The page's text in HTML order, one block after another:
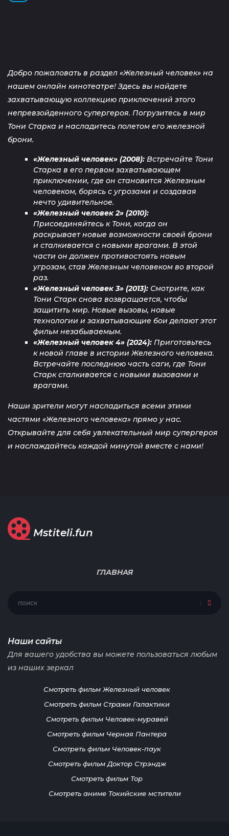
Добро пожаловать в раздел «Железный человек» на
нашем онлайн кинотеатре! Здесь вы найдете
захватывающую коллекцию приключений этого
непревзойденного супергероя. Погрузитесь в мир
Тони Старка и насладитесь полетом его железной
брони.
«Железный человек» (2008): Встречайте Тони
Старка в его первом захватывающем
приключении, где он становится Железным
человеком, борясь с угрозами и создавая
нечто удивительное.
«Железный человек 2» (2010):
Присоединяйтесь к Тони, когда он
раскрывает новые возможности своей брони
и сталкивается с новыми врагами. В этой
части он должен противостоять новым
угрозам, став Железным человеком во второй
раз.
«Железный человек 3» (2013): Смотрите, как
Тони Старк снова возвращается, чтобы
защитить мир. Новые вызовы, новые
технологии и захватывающие бои делают этот
фильм незабываемым.
«Железный человек 4» (2024): Приготовьтесь
к новой главе в истории Железного человека.
Встречайте последнюю часть саги, где Тони
Старк сталкивается с новыми вызовами и
врагами.
Наши зрители могут насладиться всеми этими
частями «Железного человека» прямо у нас.
Открывайте для себя увлекательный мир супергероя
и наслаждайтесь каждой минутой вместе с нами!
Mstiteli.fun
ГЛАВНАЯ
Наши сайты
Для вашего удобства вы можете пользоваться любым
из наших зеркал
Смотреть фильм Железный человек
Смотреть фильм Стражи Галактики
Смотреть фильм Человек-муравей
Смотреть фильм Черная Пантера
Смотреть фильм Человек-паук
Смотреть фильм Доктор Стрэндж
Смотреть фильм Тор
Смотреть аниме Токийские мстители